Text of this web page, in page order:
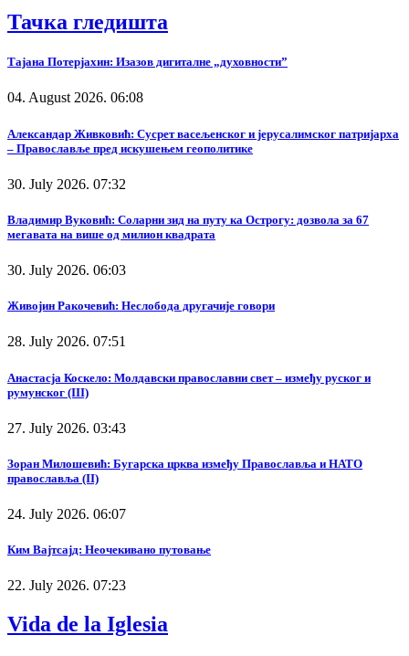
Тачка гледишта
Тајана Потерјахин: Изазов дигиталне „духовности”
04. August 2026. 06:08
Александар Живковић: Сусрет васељенског и јерусалимског патријарха
– Православље пред искушењем геополитике
30. July 2026. 07:32
Владимир Вуковић: Соларни зид на путу ка Острогу: дозвола за 67
мегавата на више од милион квадрата
30. July 2026. 06:03
Живојин Ракочевић: Неслобода другачије говори
28. July 2026. 07:51
Анастасја Коскело: Молдавски православни свет – између руског и
румунског (III)
27. July 2026. 03:43
Зоран Милошевић: Бугарска црква између Православља и НАТО
православља (II)
24. July 2026. 06:07
Ким Вајтсајд: Неочекивано путовање
22. July 2026. 07:23
Vida de la Iglesia